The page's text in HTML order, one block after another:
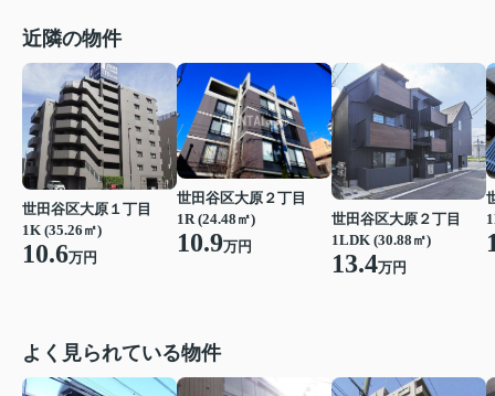
近隣の物件
世田谷区大原１丁目
1K (35.26㎡)
10.6万円
世田谷区大原２丁目
1R (24.48㎡)
10.9万円
世田谷区大原２丁目
1LDK (30.88㎡)
13.4万円
よく見られている物件